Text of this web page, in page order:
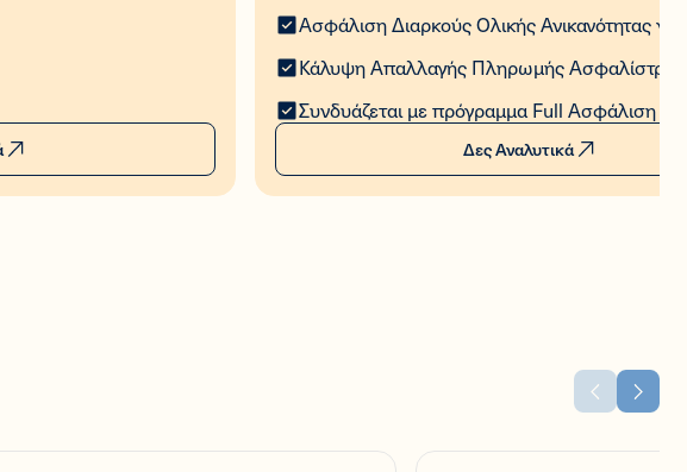
Ασφάλιση Διαρκούς Ολικής Ανικανότητας για
Κάλυψη Απαλλαγής Πληρωμής
Συνδυάζεται με πρόγραμμα Full Ασφάλιση
Δες Αναλυτικά